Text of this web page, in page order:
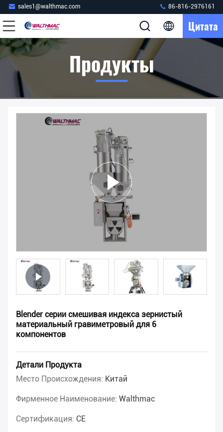
sales1@walthmac.com 86-816-2976161
Цитата
Продукты
Blender серии смешивая индекса зернистый
материальный гравиметровый для 6
компонентов
Детали Продукта
Место Происхождения: Китай
Фирменное Наименование: Walthmac
Сертификация: CE